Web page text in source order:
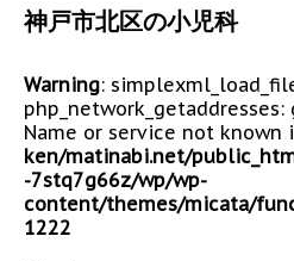
神戸市北区の小児科
Warning:
Name or service not known
ken/matinabi.net/
-7stq7g66z/wp/wp-
content/themes/micata/
1222